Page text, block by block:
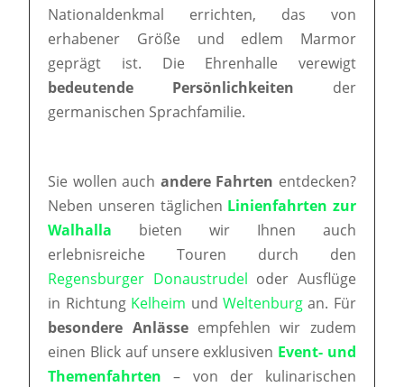
Nationaldenkmal errichten, das von
erhabener Größe und edlem Marmor
geprägt ist. Die Ehrenhalle verewigt
bedeutende Persönlichkeiten der
germanischen Sprachfamilie.
Sie wollen auch andere Fahrten entdecken?
Neben unseren täglichen Linienfahrten zur
Walhalla bieten wir Ihnen auch
erlebnisreiche Touren durch den
Regensburger Donaustrudel oder Ausflüge
in Richtung Kelheim und Weltenburgan. Für
besondere Anlässeempfehlen wir zudem
einen Blick auf unsere exklusiven Event- und
Themenfahrten – von der kulinarischen